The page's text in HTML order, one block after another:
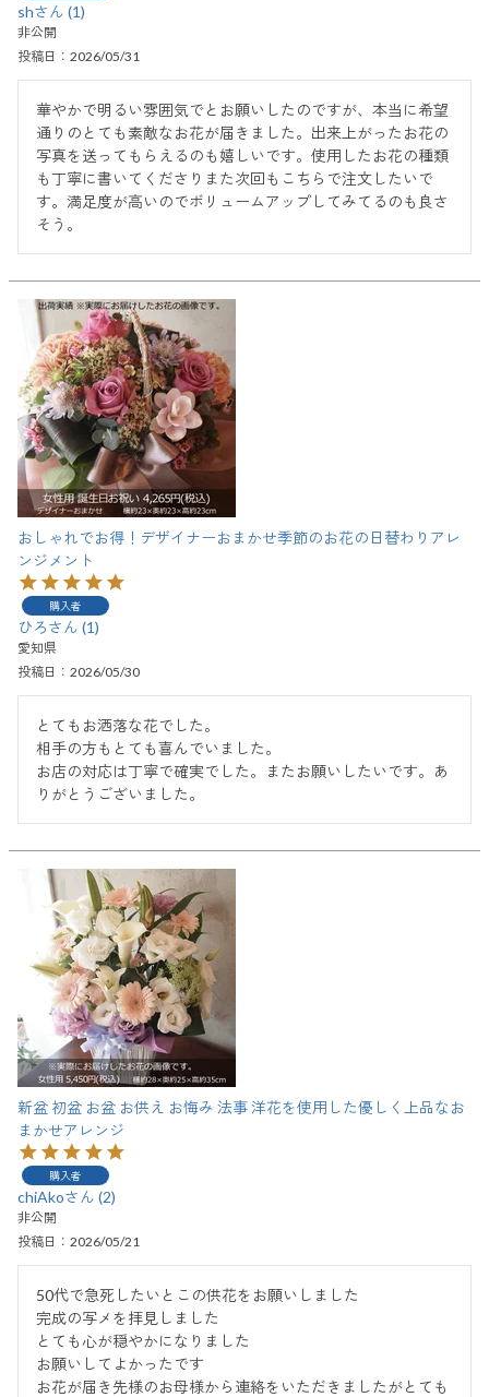
sh 1
非公開
投稿日
2026/05/31
華やかで明るい雰囲気でとお願いしたのですが、本当に希望
通りのとても素敵なお花が届きました。出来上がったお花の
写真を送ってもらえるのも嬉しいです。使用したお花の種類
も丁寧に書いてくださりまた次回もこちらで注文したいで
す。満足度が高いのでボリュームアップしてみてるのも良さ
そう。
おしゃれでお得！デザイナーおまかせ季節のお花の日替わりアレ
ンジメント
購入者
ひろ 1
愛知県
投稿日
2026/05/30
とてもお洒落な花でした。
相手の方もとても喜んでいました。
お店の対応は丁寧で確実でした。またお願いしたいです。あ
りがとうございました。
新盆 初盆 お盆 お供え お悔み 法事 洋花を使用した優しく上品なお
まかせアレンジ
購入者
chiAko 2
非公開
投稿日
2026/05/21
50代で急死したいとこの供花をお願いしました
完成の写メを拝見しました
とても心が穏やかになりました
お願いしてよかったです
お花が届き先様のお母様から連絡をいただきましたがとても